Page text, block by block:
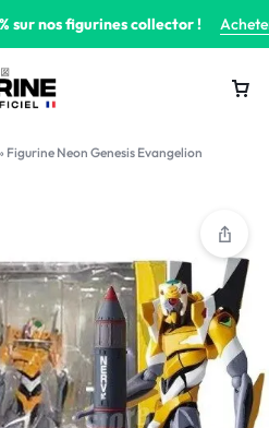
sur nos figurines collector !
Figurine Neon Genesis Evangelion